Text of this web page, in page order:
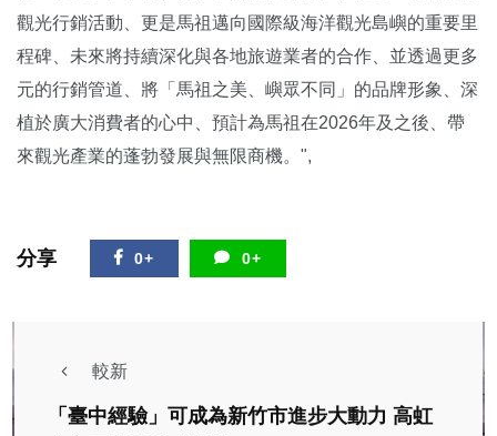
觀光行銷活動、更是馬祖邁向國際級海洋觀光島嶼的重要里
程碑、未來將持續深化與各地旅遊業者的合作、並透過更多
元的行銷管道、將「馬祖之美、嶼眾不同」的品牌形象、深
植於廣大消費者的心中、預計為馬祖在2026年及之後、帶
來觀光產業的蓬勃發展與無限商機。",
分享 0+ 0+
較新
「臺中經驗」可成為新竹市進步大動力 高虹